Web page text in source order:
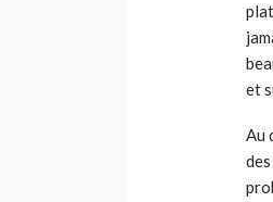
et
Au